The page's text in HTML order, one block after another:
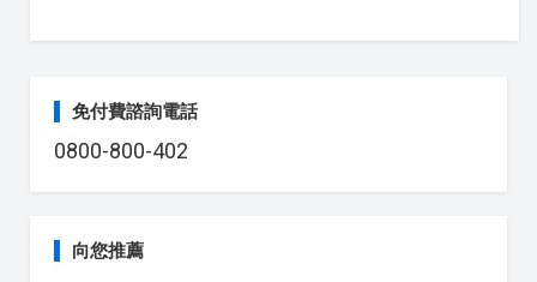
免付費諮詢電話
0800-800-402
向您推薦